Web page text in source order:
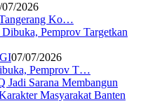
07/2026
Ko…
07/07/2026
Pemprov T…